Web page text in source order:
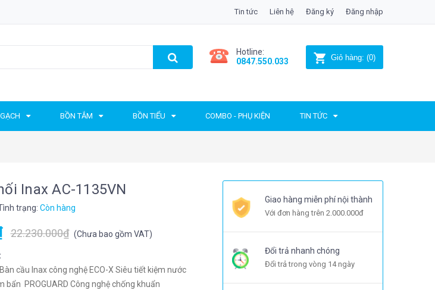
Tin tức Liên hệ Đăng ký Đăng nhập
Hotline:
0847.550.033
Giỏ hàng: (0)
GẠCH BỒN TẮM BỒN TIỂU COMBO - PHỤ KIỆN TIN TỨC
Inax AC-1135VN
trạng: Còn hàng
22.230.000₫ (Chưa bao gồm VAT)
bẩn PROGUARD Công nghệ chống khuẩn
Giao hàng miễn phí nội thành
Với đơn hàng trên 2.000.000đ
Đổi trả nhanh chóng
Đổi trả trong vòng 14 ngày